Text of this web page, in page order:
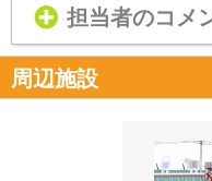
担当者のコメ
周辺施設